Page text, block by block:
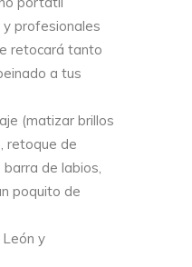
profesionales
retocará tanto
a tus
(matizar brillos
retoque de
barra de labios,
poquito de
León y